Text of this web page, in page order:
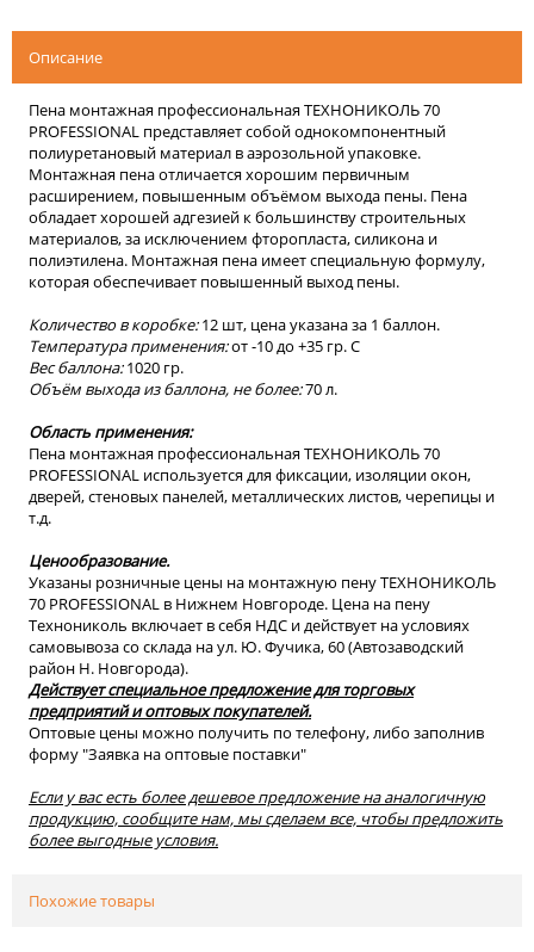
Описание
Пена монтажная профессиональная ТЕХНОНИКОЛЬ 70
PROFESSIONAL представляет собой однокомпонентный
полиуретановый материал в аэрозольной упаковке.
Монтажная пена отличается хорошим первичным
расширением, повышенным объёмом выхода пены. Пена
обладает хорошей адгезией к большинству строительных
материалов, за исключением фторопласта, силикона и
полиэтилена. Монтажная пена имеет специальную формулу,
которая обеспечивает повышенный выход пены.
Количество в коробке:12 шт, цена указана за 1 баллон.
Температура применения:от -10 до +35 гр. С
Вес баллона:1020 гр.
Объём выхода из баллона, не более:70 л.
Область применения:
Пена монтажная профессиональная ТЕХНОНИКОЛЬ 70
PROFESSIONAL используется для фиксации, изоляции окон,
дверей, стеновых панелей, металлических листов, черепицы и
т.д.
Ценообразование.
Указаны розничные цены на монтажную пену ТЕХНОНИКОЛЬ
70 PROFESSIONAL в Нижнем Новгороде. Цена на пену
Технониколь включает в себя НДС и действует на условиях
самовывоза со склада на ул. Ю. Фучика, 60 (Автозаводский
район Н. Новгорода).
Действует специальное предложение для торговых
предприятий и оптовых покупателей.
Оптовые цены можно получить по телефону, либо заполнив
форму "Заявка на оптовые поставки"
Если у вас есть более дешевое предложение на аналогичную
продукцию, сообщите нам, мы сделаем все, чтобы предложить
более выгодные условия.
Похожие товары